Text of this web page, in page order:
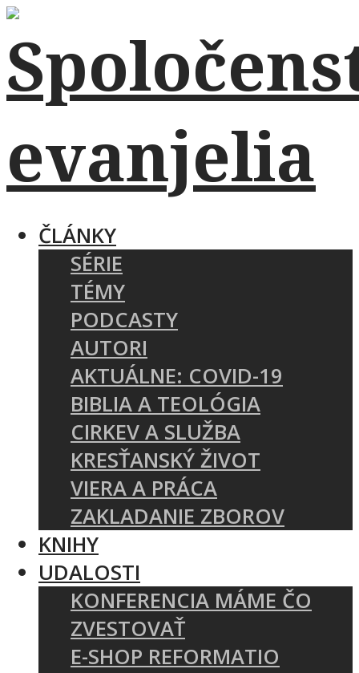
ČLÁNKY
SÉRIE
TÉMY
PODCASTY
AUTORI
AKTUÁLNE: COVID-19
BIBLIA A TEOLÓGIA
CIRKEV A SLUŽBA
KRESŤANSKÝ ŽIVOT
VIERA A PRÁCA
ZAKLADANIE ZBOROV
KNIHY
UDALOSTI
KONFERENCIA MÁME ČO
ZVESTOVAŤ
E-SHOP REFORMATIO